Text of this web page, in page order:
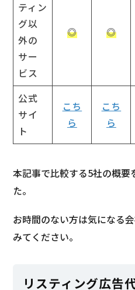
ティン
グ以
外の
サー
ビス
◎ ◎
公式
サイ
ト
こち
ら
こち
ら
本記事で比較する5社の概要
た。
お時間のない方は気になる
みてください。
リスティング広告